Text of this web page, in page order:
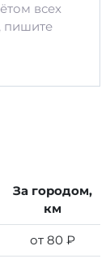
всех
пишите
За городом,
км
от 80 ₽